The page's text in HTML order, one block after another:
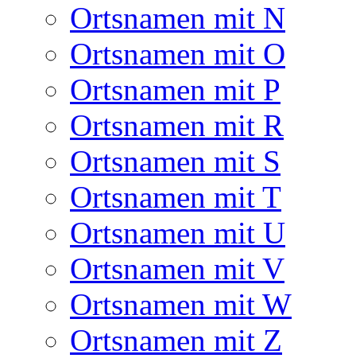
Ortsnamen mit N
Ortsnamen mit O
Ortsnamen mit P
Ortsnamen mit R
Ortsnamen mit S
Ortsnamen mit T
Ortsnamen mit U
Ortsnamen mit V
Ortsnamen mit W
Ortsnamen mit Z